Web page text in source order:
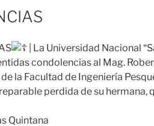
| La Universidad Nacional
condolencias al Mag.
la Facultad de Ingeniería
perdida de su hermana,
Quintana